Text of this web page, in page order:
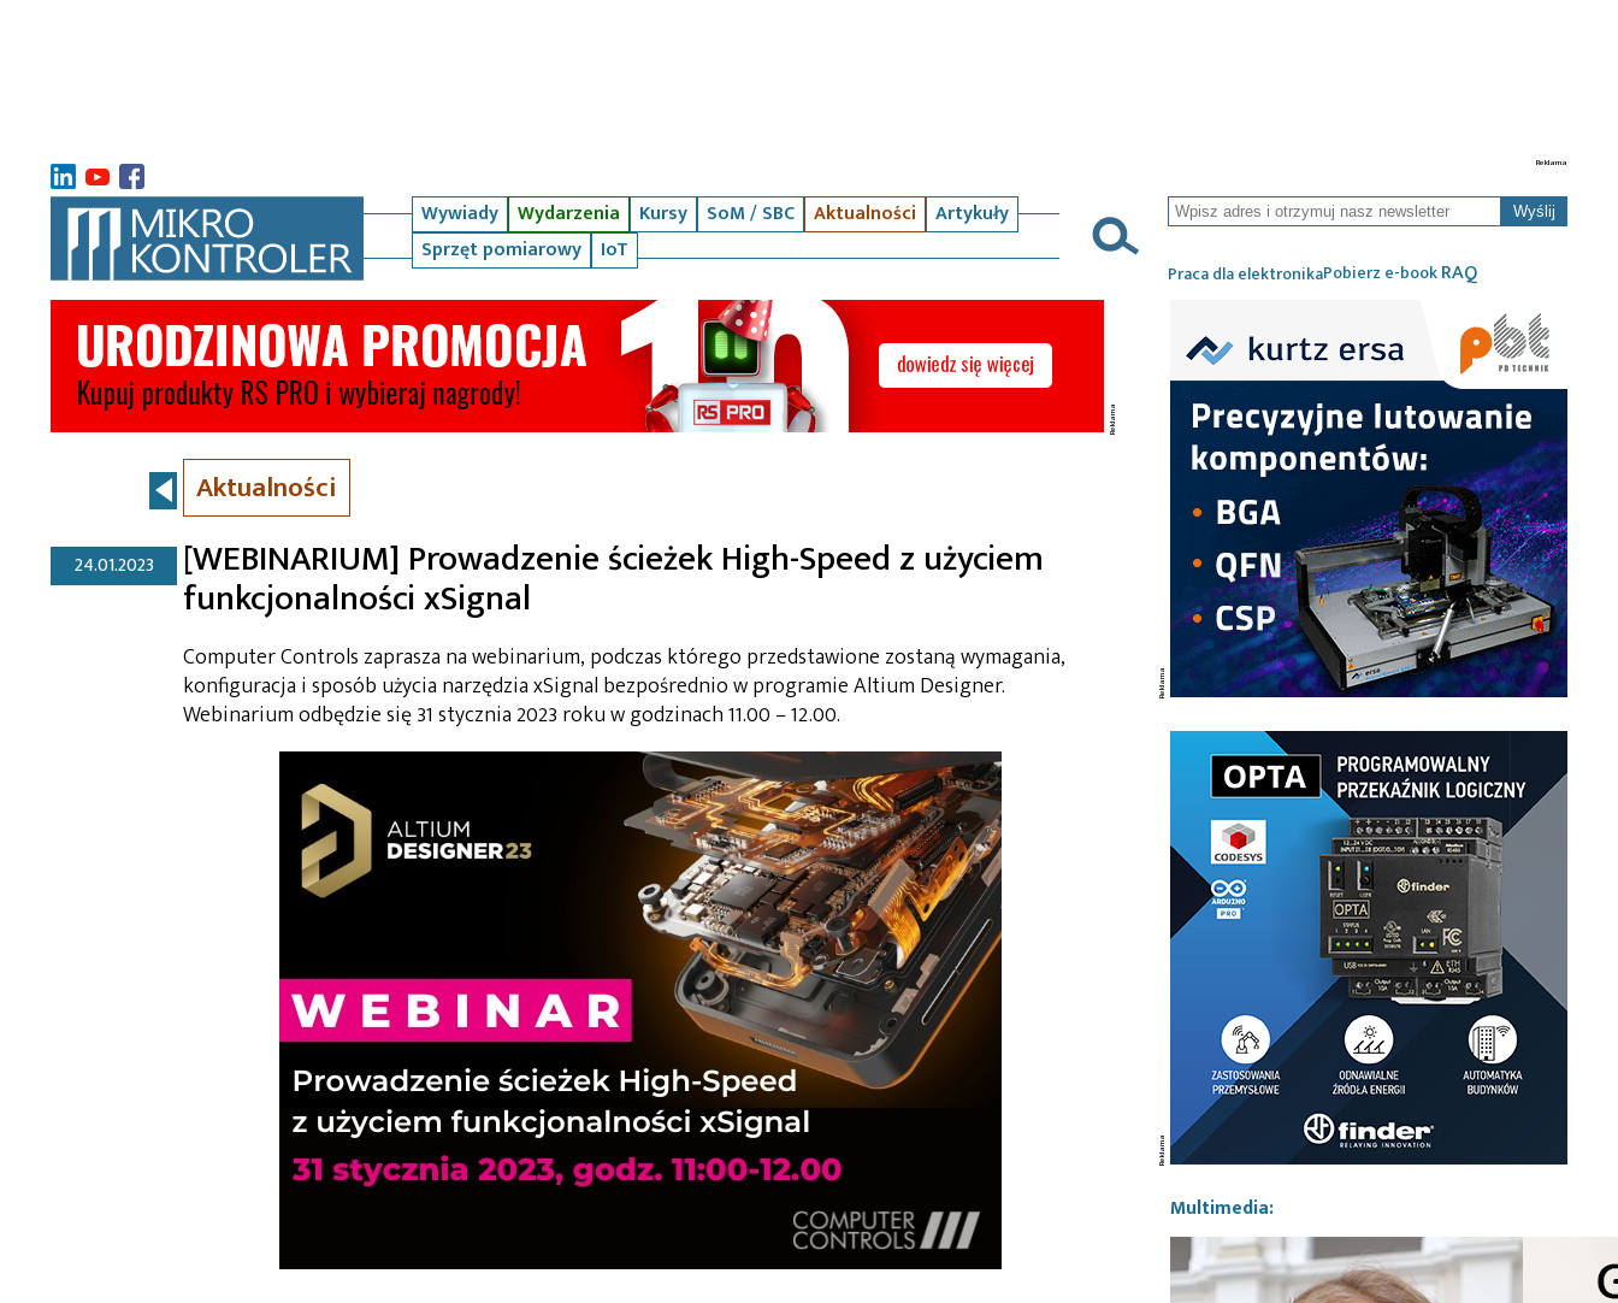
Wywiady Wydarzenia Kursy SoM / SBC Aktualności
Artykuły
Sprzęt pomiarowy
IoT
Wyślij
Praca dla elektronikaPobierz e-bookRAQ
Aktualności
24.01.2023 [WEBINARIUM] Prowadzenie ścieżek High-Speed z użyciem
funkcjonalności xSignal
Computer Controls zaprasza na webinarium, podczas którego przedstawione zostaną wymagania,
konfiguracja i sposób użycia narzędzia xSignal bezpośrednio w programie Altium Designer.
Webinarium odbędzie się 31 stycznia 2023 roku w godzinach 11.00 – 12.00.
Multimedia: